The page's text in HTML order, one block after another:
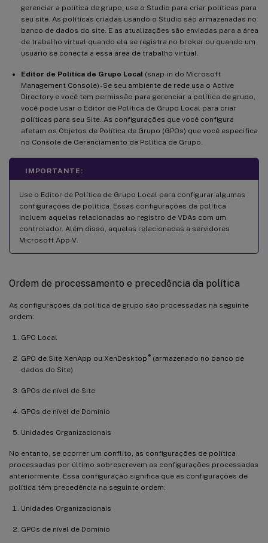
gerenciar a política de grupo, use o Studio para criar políticas para
seu site. As políticas criadas usando o Studio são armazenadas no
banco de dados do site. E as atualizações são enviadas para a área
de trabalho virtual quando ela se registra no broker ou quando um
usuário se conecta a essa área de trabalho virtual.
Editor de Política de Grupo Local (snap-in do Microsoft
Management Console) - Se seu ambiente de rede usa o Active
Directory e você tem permissão para gerenciar a política de grupo,
você pode usar o Editor de Política de Grupo Local para criar
políticas para seu Site. As configurações que você configura
afetam os Objetos de Política de Grupo (GPOs) que você especifica
no Console de Gerenciamento de Política de Grupo.
IMPORTANTE:
Use o Editor de Política de Grupo Local para configurar algumas
configurações de política. Essas configurações de política
incluem aquelas relacionadas ao registro de VDAs com um
controlador. Além disso, aquelas relacionadas a servidores
Microsoft App-V.
Ordem de processamento e precedência da política
As configurações da política de grupo são processadas na seguinte
ordem:
GPO Local
GPO de Site XenApp ou XenDesktop ®(armazenado no banco de
dados do Site)
GPOs de nível de Site
GPOs de nível de Domínio
Unidades Organizacionais
No entanto, se ocorrer um conflito, as configurações de política
processadas por último sobrescrevem as configurações processadas
anteriormente. Essa configuração significa que as configurações de
política têm precedência na seguinte ordem:
Unidades Organizacionais
GPOs de nível de Domínio